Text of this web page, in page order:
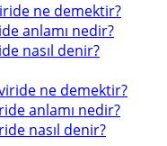
ne demektir?
anlamı nedir?
nasıl denir?
ne demektir?
anlamı nedir?
nasıl denir?